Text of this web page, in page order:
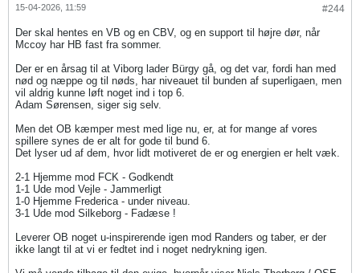
#244
15-04-2026, 11:59
Der skal hentes en VB og en CBV, og en support til højre dør, når
Mccoy har HB fast fra sommer.
Der er en årsag til at Viborg lader Bürgy gå, og det var, fordi han med
nød og næppe og til nøds, har niveauet til bunden af superligaen, men
vil aldrig kunne løft noget ind i top 6.
Adam Sørensen, siger sig selv.
Men det OB kæmper mest med lige nu, er, at for mange af vores
spillere synes de er alt for gode til bund 6.
Det lyser ud af dem, hvor lidt motiveret de er og energien er helt væk.
2-1 Hjemme mod FCK - Godkendt
1-1 Ude mod Vejle - Jammerligt
1-0 Hjemme Frederica - under niveau.
3-1 Ude mod Silkeborg - Fadæse !
Leverer OB noget u-inspirerende igen mod Randers og taber, er der
ikke langt til at vi er fedtet ind i noget nedrykning igen.